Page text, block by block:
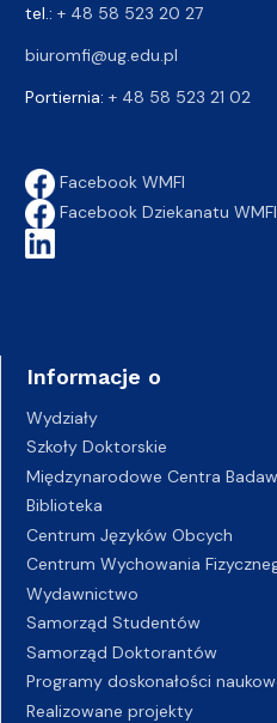
tel.: + 48 58 523 20 27
biuromfi@ug.edu.pl
Portiernia: + 48 58 523 21 02
Facebook WMFI
Facebook Dziekanatu WMFI
Informacje o
Wydziały
Szkoły Doktorskie
Międzynarodowe Centra
Biblioteka
Centrum Języków Obcych
Centrum Wychowania
Wydawnictwo
Samorząd Studentów
Samorząd Doktorantów
Programy doskonałości
Realizowane projekty